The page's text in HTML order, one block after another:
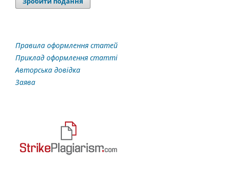
Правила оформлення статей
Приклад оформлення статті
Авторська довідка
Заява